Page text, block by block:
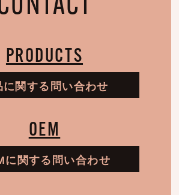
PRODUCTS
に関する問い合わせ
OEM
に関する問い合わせ